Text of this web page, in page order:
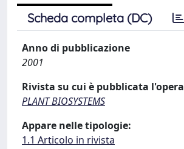
Scheda completa (DC)
Anno di pubblicazione
2001
Rivista su cui è pubblicata l'opera
PLANT BIOSYSTEMS
Appare nelle tipologie:
1.1 Articolo in rivista